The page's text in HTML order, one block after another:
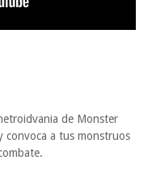
de Monster
convoca a tus monstruos